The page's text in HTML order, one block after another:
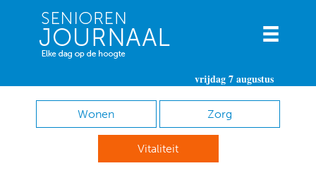
vrijdag 7 augustus
Wonen Zorg
Vitaliteit